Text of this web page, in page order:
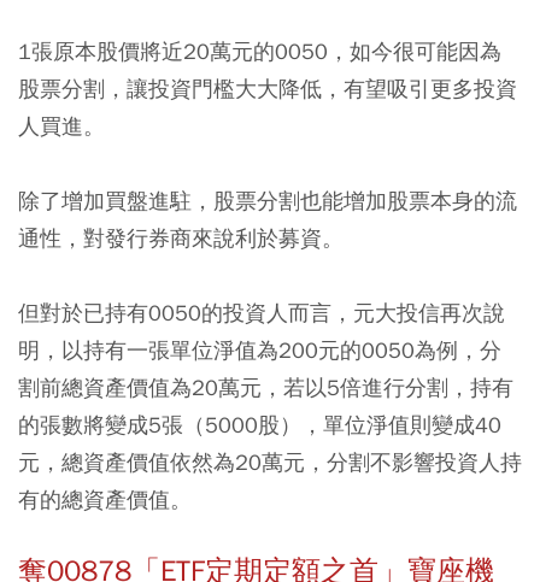
1張原本股價將近20萬元的0050，如今很可能因為
股票分割，讓投資門檻大大降低，有望吸引更多投資
人買進。
除了增加買盤進駐，股票分割也能增加股票本身的流
通性，對發行券商來說利於募資。
但對於已持有0050的投資人而言，元大投信再次說
明，以持有一張單位淨值為200元的0050為例，分
割前總資產價值為20萬元，若以5倍進行分割，持有
的張數將變成5張（5000股），單位淨值則變成40
元，總資產價值依然為20萬元，分割不影響投資人持
有的總資產價值。
奪00878「ETF定期定額之首」寶座機